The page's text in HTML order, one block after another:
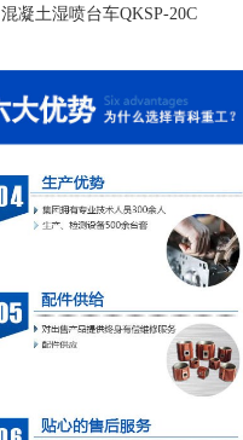
混凝土湿喷台车QKSP-20C